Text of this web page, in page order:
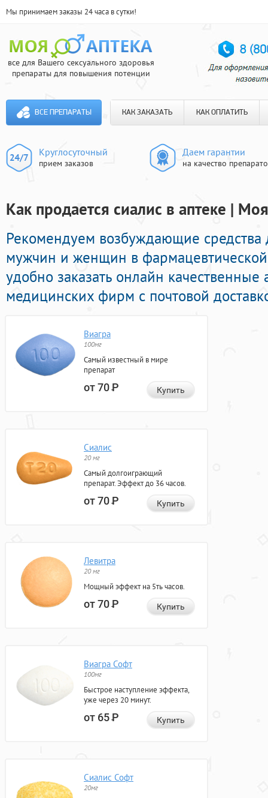
Мы принимаем заказы 24 часа в сутки!
все для Вашего сексуального здоровья
препараты для повышения потенции
ВСЕ ПРЕПАРАТЫ КАК ЗАКАЗАТЬ КАК ОПЛАТИТЬ
Круглосуточный
прием заказов
Даем гарантии
на качество
Как продается сиалис в аптеке |
Рекомендуем возбуждающие средства
мужчин и женщин в
удобно заказать онлайн качественные
медицинских фирм с почтовой
Виагра
100мг
Самый известный в мире
препарат
от 70Р Купить
Сиалис
20 мг
Самый долгоиграющий
препарат. Эффект до 36 часов.
от 70Р Купить
Левитра
20 мг
Мощный эффект на 5ть часов.
от 70Р Купить
Виагра Софт
100мг
Быстрое наступление эффекта,
уже через 20 минут.
от 65Р Купить
Сиалис Софт
20мг